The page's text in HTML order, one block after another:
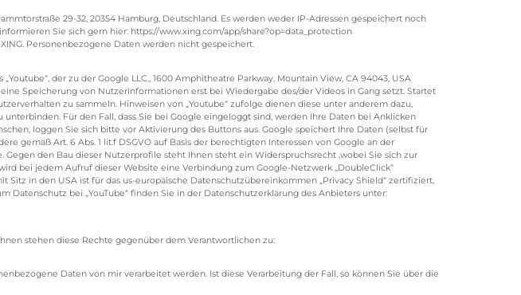
29-32, 20354 Hamburg, Deutschland. Es werden weder IP-Adressen gespeichert noch
Sie sich gern hier: https://www.xing.com/app/share?op=data_protection
Personenbezogene Daten werden nicht gespeichert.
der zu der Google LLC., 1600 Amphitheatre Parkway, Mountain View, CA 94043, USA
Speicherung von Nutzerinformationen erst bei Wiedergabe des/der Videos in Gang setzt. Startet
zu sammeln. Hinweisen von „Youtube“ zufolge dienen diese unter anderem dazu,
Für den Fall, dass Sie bei Google eingeloggt sind, werden Ihre Daten bei Anklicken
loggen Sie sich bitte vor Aktivierung des Buttons aus. Google speichert Ihre Daten (selbst für
gemäß Art. 6 Abs. 1 lit.f DSGVO auf Basis der berechtigten Interessen von Google an der
den Bau dieser Nutzerprofile steht Ihnen steht ein Widerspruchsrecht ,wobei Sie sich zur
bei jedem Aufruf dieser Website eine Verbindung zum Google-Netzwerk „DoubleClick“
in den USA ist für das us-europäische Datenschutzübereinkommen „Privacy Shield“ zertifiziert,
bei „YouTube“ finden Sie in der Datenschutzerklärung des Anbieters unter:
stehen diese Rechte gegenüber dem Verantwortlichen zu:
Daten von mir verarbeitet werden. Ist diese Verarbeitung der Fall, so können Sie über die